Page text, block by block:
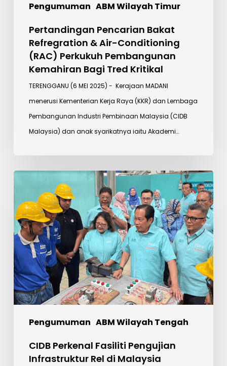
Pengumuman ABM Wilayah Timur
Kemahiran
Bagi
Tred
Kritikal
Pertandingan Pencarian Bakat
Refregration & Air-Conditioning
(RAC) Perkukuh Pembangunan
Kemahiran Bagi Tred Kritikal
TERENGGANU (6 MEI 2025) - Kerajaan MADANI
menerusi Kementerian Kerja Raya (KKR) dan Lembaga
Pembangunan Industri Pembinaan Malaysia (CIDB
Malaysia) dan anak syarikatnya iaitu Akademi…
Pengumuman ABM Wilayah Tengah
Perkenal
Fasiliti
Pengujian
Infrastruktur
Rel
di
Malaysia
CIDB Perkenal Fasiliti Pengujian
Infrastruktur Rel di Malaysia